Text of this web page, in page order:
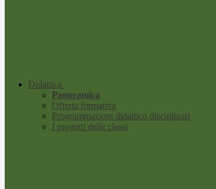
Didattica
Panoramica
Offerta formativa
Programmazioni didattico disciplinari
I progetti delle classi